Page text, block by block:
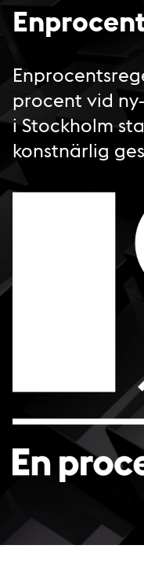
procent vid
i Stockholm
konstnärlig